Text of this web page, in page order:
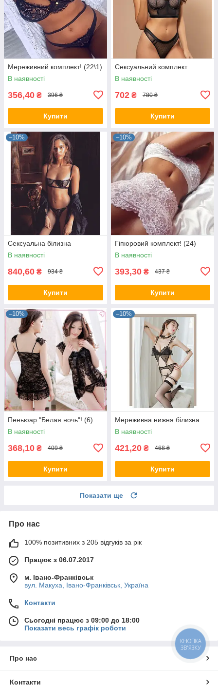
Мереживний комплект! (22\1)
В наявності
356,40 ₴ 396 ₴
Купити
Сексуальний комплект
В наявності
702 ₴ 780 ₴
Купити
–10%
Сексуальна білизна
В наявності
840,60 ₴ 934 ₴
Купити
–10%
Гіпюровий комплект! (24)
В наявності
393,30 ₴ 437 ₴
Купити
–10%
Пеньюар "Белая ночь"! (6)
В наявності
368,10 ₴ 409 ₴
Купити
–10%
Мереживна нижня білизна
В наявності
421,20 ₴ 468 ₴
Купити
Показати ще
Про нас
100% позитивних з 205 відгуків за рік
Працює з 06.07.2017
м. Івано-Франківськ
вул. Макуха, Івано-Франківськ, Україна
Контакти
Сьогодні працює з 09:00 до 18:00
Показати весь графік роботи
Про нас
Контакти
КНОПКА
ЗВ'ЯЗКУ